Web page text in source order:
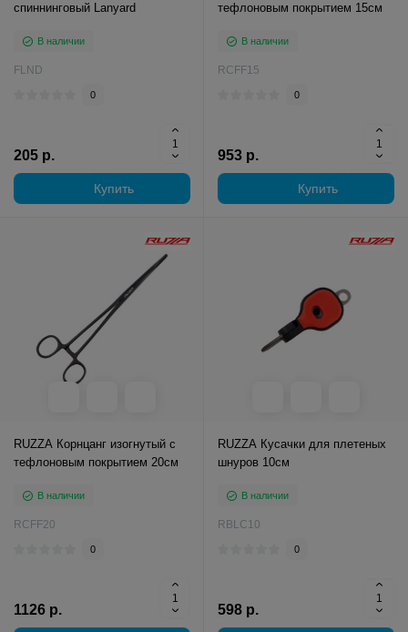
спиннинговый Lanyard
В наличии
FLND
0
205 р.
Купить
тефлоновым покрытием 15см
В наличии
RCFF15
0
953 р.
Купить
RUZZA Корнцанг изогнутый с
тефлоновым покрытием 20см
В наличии
RCFF20
0
1126 р.
RUZZA Кусачки для плетеных
шнуров 10см
В наличии
RBLC10
0
598 р.